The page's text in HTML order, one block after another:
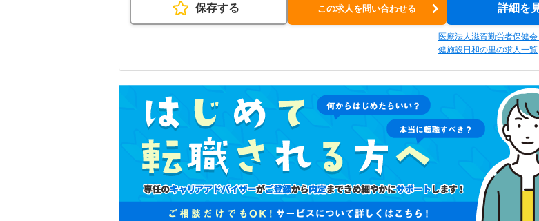
保存する この求人を問い合わせる 詳細を
医療法人滋賀勤労者保健
健施設日和の里の求人一覧